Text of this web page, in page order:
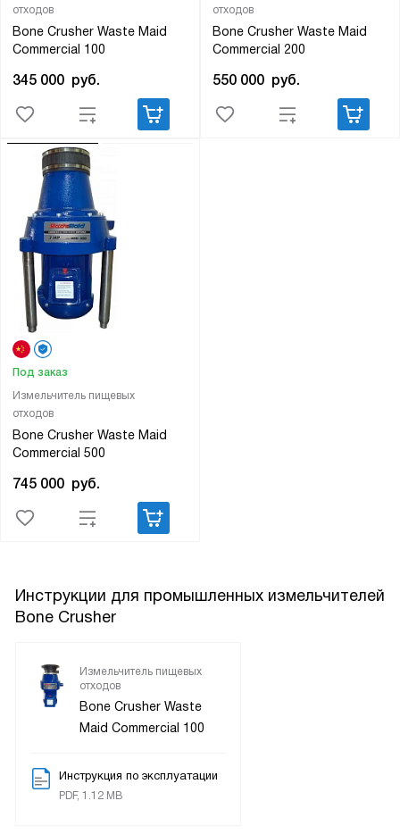
отходов
Bone Crusher Waste Maid
Commercial 100
345 000 руб.
отходов
Bone Crusher Waste Maid
Commercial 200
550 000 руб.
Измельчитель пищевых
отходов
Bone Crusher Waste Maid
Commercial 500
Под заказ
745 000 руб.
Инструкции для промышленных измельчителей
Bone Crusher
Измельчитель пищевых
отходов
Bone Crusher Waste
Maid Commercial 100
Инструкция по эксплуатации
PDF, 1.12 MB